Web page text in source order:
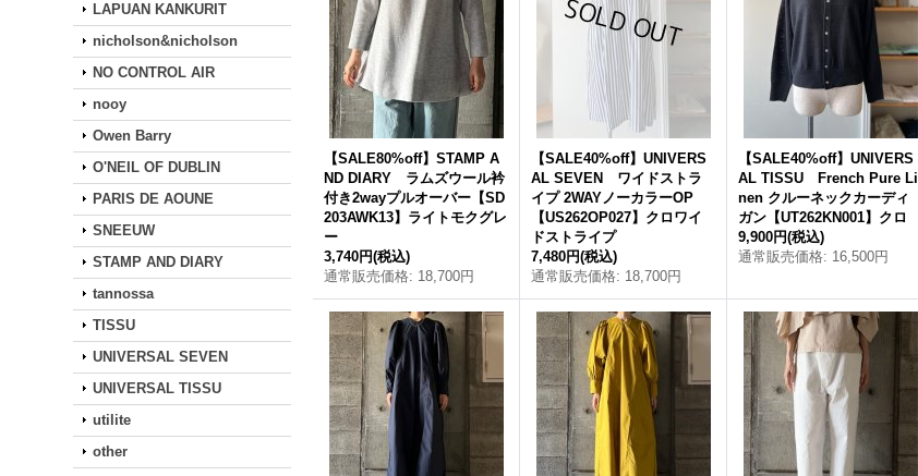
LAPUAN KANKURIT
nicholson&nicholson
NO CONTROL AIR
nooy
Owen Barry
O'NEIL OF DUBLIN
PARIS DE AOUNE
SNEEUW
STAMP AND DIARY
tannossa
TISSU
UNIVERSAL SEVEN
UNIVERSAL TISSU
utilite
other
【SALE80%off】STAMP A
ND DIARY ラムズウール衿
付き2wayプルオーバー【SD
203AWK13】ライトモクグレ
ー
3,740円(税込)
通常販売価格: 18,700円
【SALE40%off】UNIVERS
AL SEVEN ワイドストラ
イプ 2WAYノーカラーOP
【US262OP027】クロワイ
ドストライプ
7,480円(税込)
通常販売価格: 18,700円
【SALE40%off】UNIVERS
AL TISSU French Pure Li
nen クルーネックカーディ
ガン【UT262KN001】クロ
9,900円(税込)
通常販売価格: 16,500円